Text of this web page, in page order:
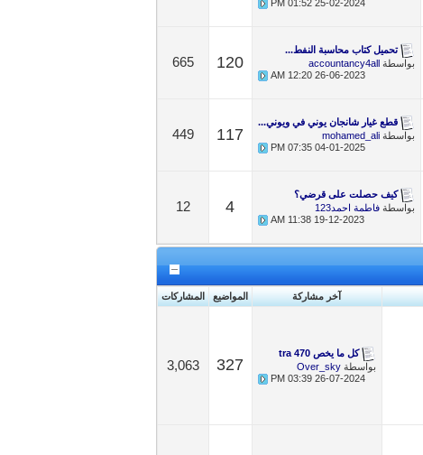
25-02-2024
01:52 PM
تحميل كتاب محاسبة النفط...
بواسطةaccountancy4all
26-06-2023
12:20 AM
120
665
قطع غيار شانجان يوني في ويوني...
بواسطةmohamed_ali
04-01-2025
07:35 PM
117
449
كيف حصلت على قرضي؟
بواسطةفاطمة احمد123
19-12-2023
11:38 AM
4
12
آخر مشاركة المواضيع المشاركات
كل ما يخص tra 470
بواسطةOver_sky
26-07-2024
03:39 PM
327
3,063